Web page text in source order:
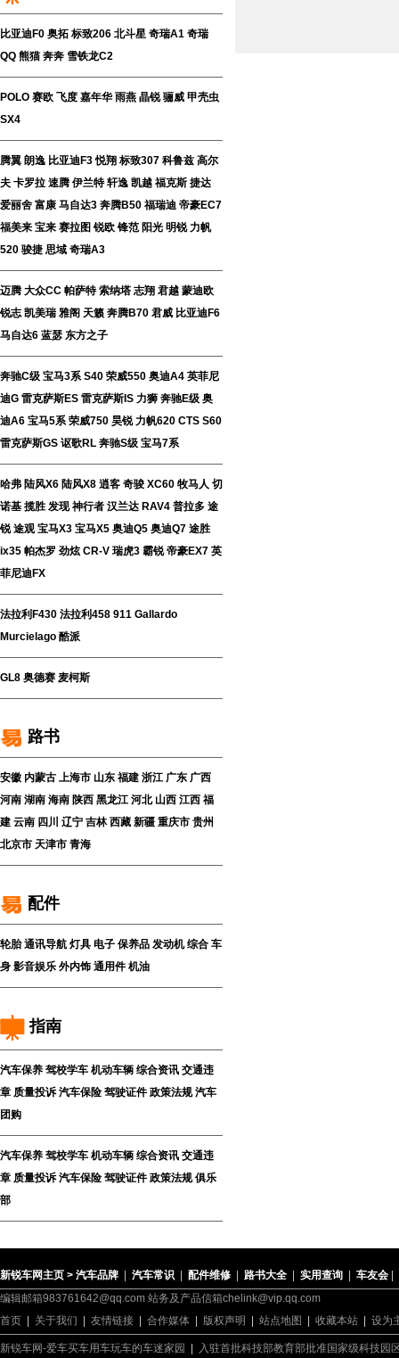
比亚迪F0 奥拓 标致206 北斗星 奇瑞A1 奇瑞
QQ 熊猫 奔奔 雪铁龙C2
POLO 赛欧 飞度 嘉年华 雨燕 晶锐 骊威 甲壳虫
SX4
腾翼 朗逸 比亚迪F3 悦翔 标致307 科鲁兹 高尔
夫 卡罗拉 速腾 伊兰特 轩逸 凯越 福克斯 捷达
爱丽舍 富康 马自达3 奔腾B50 福瑞迪 帝豪EC7
福美来 宝来 赛拉图 锐欧 锋范 阳光 明锐 力帆
520 骏捷 思域 奇瑞A3
迈腾 大众CC 帕萨特 索纳塔 志翔 君越 蒙迪欧
锐志 凯美瑞 雅阁 天籁 奔腾B70 君威 比亚迪F6
马自达6 蓝瑟 东方之子
奔驰C级 宝马3系 S40 荣威550 奥迪A4 英菲尼
迪G 雷克萨斯ES 雷克萨斯IS 力狮 奔驰E级 奥
迪A6 宝马5系 荣威750 昊锐 力帆620 CTS S60
雷克萨斯GS 讴歌RL 奔驰S级 宝马7系
哈弗 陆风X6 陆风X8 逍客 奇骏 XC60 牧马人 切
诺基 揽胜 发现 神行者 汉兰达 RAV4 普拉多 途
锐 途观 宝马X3 宝马X5 奥迪Q5 奥迪Q7 途胜
ix35 帕杰罗 劲炫 CR-V 瑞虎3 霸锐 帝豪EX7 英
菲尼迪FX
法拉利F430 法拉利458 911 Gallardo
Murcielago 酷派
GL8 奥德赛 麦柯斯
路书
安徽 内蒙古 上海市 山东 福建 浙江 广东 广西
河南 湖南 海南 陕西 黑龙江 河北 山西 江西 福
建 云南 四川 辽宁 吉林 西藏 新疆 重庆市 贵州
北京市 天津市 青海
配件
轮胎 通讯导航 灯具 电子 保养品 发动机 综合 车
身 影音娱乐 外内饰 通用件 机油
指南
汽车保养 驾校学车 机动车辆 综合资讯 交通违
章 质量投诉 汽车保险 驾驶证件 政策法规 汽车
团购
汽车保养 驾校学车 机动车辆 综合资讯 交通违
章 质量投诉 汽车保险 驾驶证件 政策法规 俱乐
部
新锐车网主页 > 汽车品牌 汽车常识 配件维修 路书大全 实用查询 车友会
编辑邮箱983761642@qq.com 站务及产品信箱chelink@vip.qq.com
首页
关于我们 友情链接 合作媒体 版权声明 站点地图 收藏本站 设为
新锐车网-爱车买车用车玩车的车迷家园 入驻首批科技部教育部批准国家级科技园